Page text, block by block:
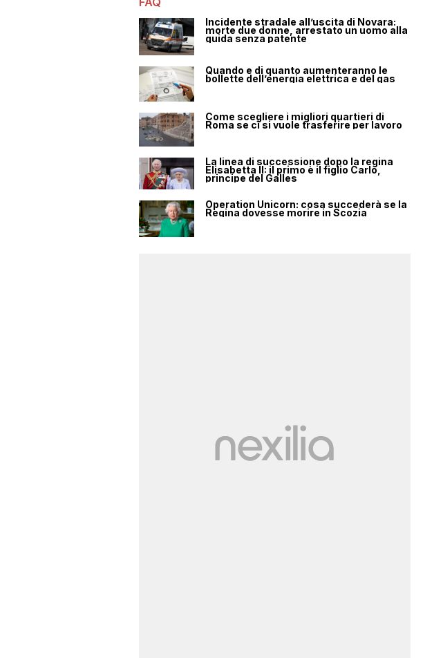
Incidente stradale all’uscita di Novara:
morte due donne, arrestato un uomo alla
guida senza patente
Quando e di quanto aumenteranno le
bollette dell’energia elettrica e del gas
Come scegliere i migliori quartieri di
Roma se ci si vuole trasferire per lavoro
La linea di successione dopo la regina
Elisabetta II: il primo è il figlio Carlo,
principe del Galles
Operation Unicorn: cosa succederà se la
Regina dovesse morire in Scozia